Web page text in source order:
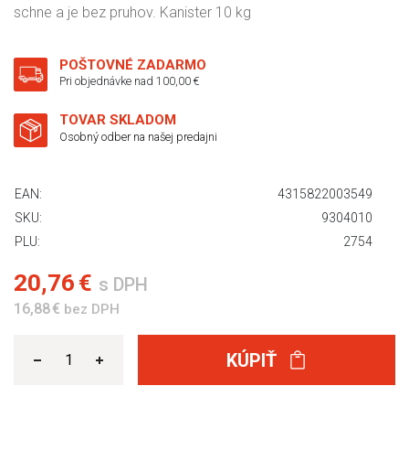
schne a je bez pruhov. Kanister 10 kg
POŠTOVNÉ ZADARMO
Pri objednávke nad 100,00 €
TOVAR SKLADOM
Osobný odber na našej predajni
EAN:
4315822003549
SKU:
9304010
PLU:
2754
20,76 € s DPH
16,88 € bez DPH
KÚPIŤ